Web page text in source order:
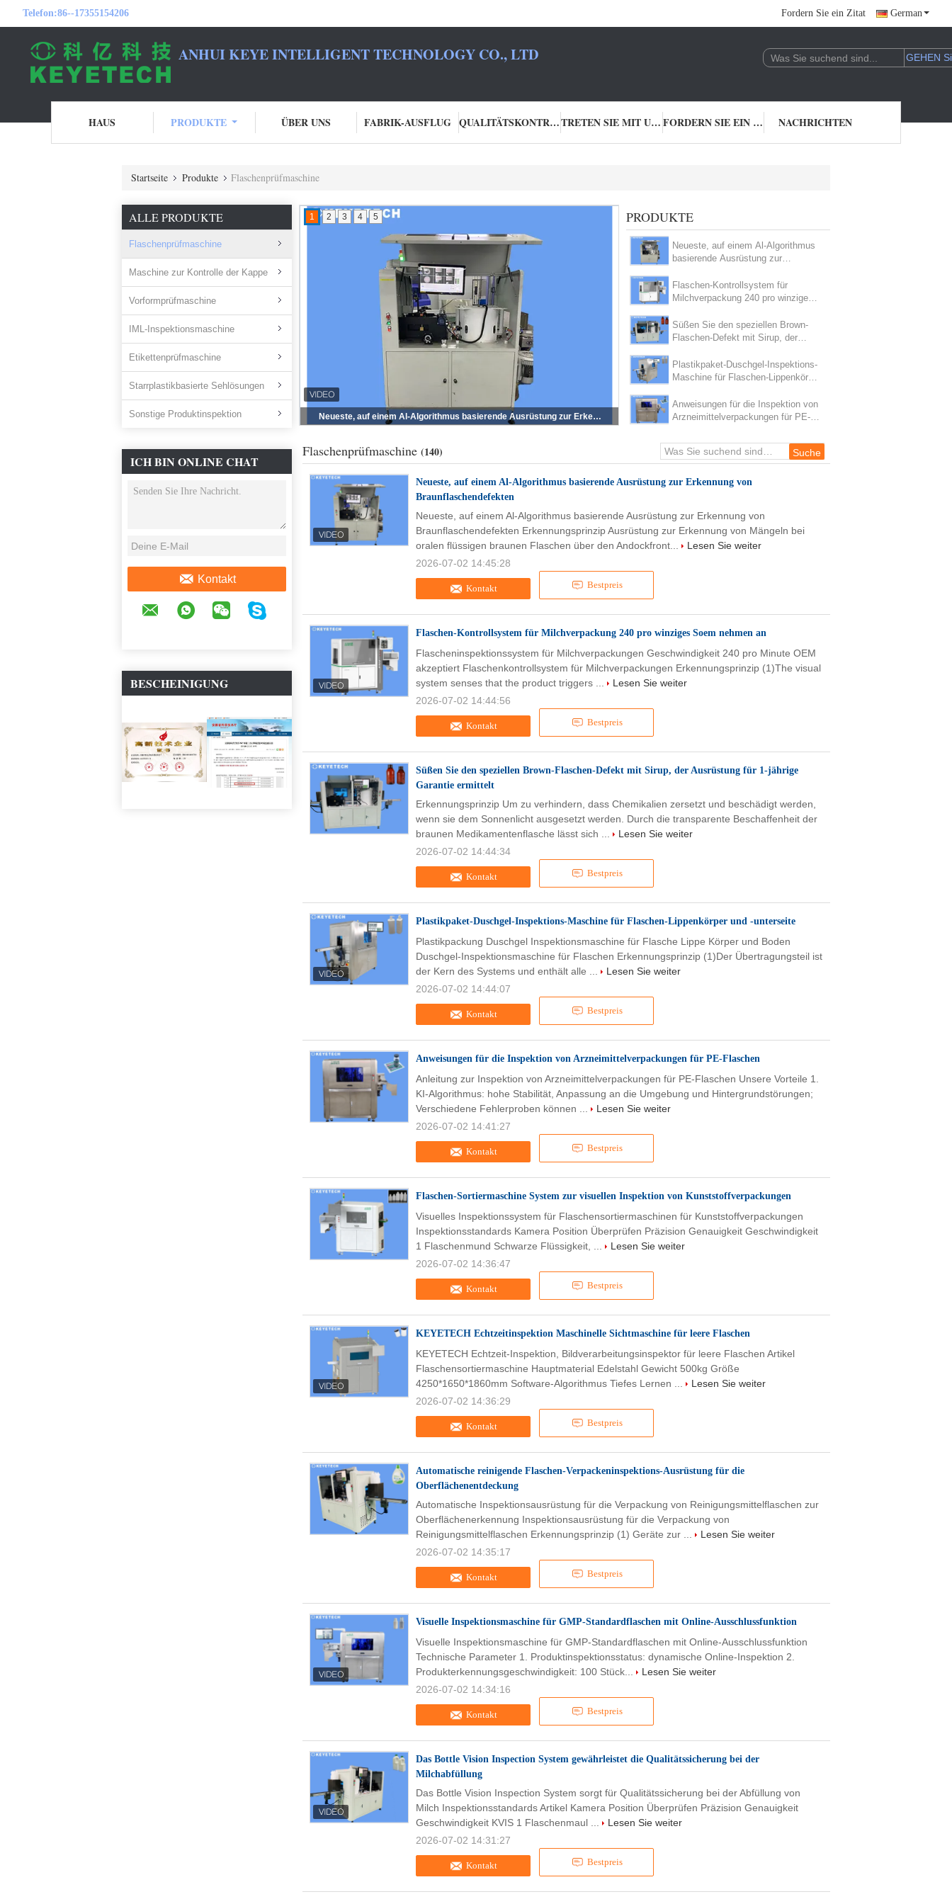
Telefon:86--17355154206 Fordern Sie ein Zitat German
ANHUI KEYE INTELLIGENT TECHNOLOGY CO., LTD
HAUS PRODUKTE ÜBER UNS FABRIK-AUSFLUG QUALITÄTSKONTROLLE TRETEN SIE MIT UNS IN VERBINDUNG FORDERN SIE EIN ZITAT NACHRICHTEN
Startseite Produkte Flaschenprüfmaschine
ALLE PRODUKTE
Flaschenprüfmaschine
Maschine zur Kontrolle der Kappe
Vorformprüfmaschine
IML-Inspektionsmaschine
Etikettenprüfmaschine
Starrplastikbasierte Sehlösungen
Sonstige Produktinspektion
ICH BIN ONLINE CHAT
JETZT
Kontakt
BESCHEINIGUNG
Neueste, auf einem Al-Algorithmus basierende Ausrüstung zur Erkennung von Braunflaschendefekten
1 2 3 4 5 PRODUKTE
Neueste, auf einem Al-Algorithmus
basierende Ausrüstung zur
Braunflaschendefekten
Flaschen-Kontrollsystem für
Milchverpackung 240 pro winziges
Süßen Sie den speziellen Brown-
Flaschen-Defekt mit Sirup, der
ermittelt
Plastikpaket-Duschgel-Inspektions-
Maschine für Flaschen-Lippenkörper
Anweisungen für die Inspektion von
Arzneimittelverpackungen für PE-
Flaschenprüfmaschine (140)
Neueste, auf einem Al-Algorithmus basierende Ausrüstung zur Erkennung von
Braunflaschendefekten
Kontakt Bestpreis
Neueste, auf einem Al-Algorithmus basierende Ausrüstung zur Erkennung von
Braunflaschendefekten Erkennungsprinzip Ausrüstung zur Erkennung von Mängeln bei
oralen flüssigen braunen Flaschen über den Andockfront...
Lesen Sie weiter
2026-07-02 14:45:28
Flaschen-Kontrollsystem für Milchverpackung 240 pro winziges Soem nehmen an
Kontakt Bestpreis
Flascheninspektionssystem für Milchverpackungen Geschwindigkeit 240 pro Minute OEM
akzeptiert Flaschenkontrollsystem für Milchverpackungen Erkennungsprinzip (1)The visual
system senses that the product triggers ...
Lesen Sie weiter
2026-07-02 14:44:56
Süßen Sie den speziellen Brown-Flaschen-Defekt mit Sirup, der Ausrüstung für 1-jährige
Garantie ermittelt
Kontakt Bestpreis
Erkennungsprinzip Um zu verhindern, dass Chemikalien zersetzt und beschädigt werden,
wenn sie dem Sonnenlicht ausgesetzt werden. Durch die transparente Beschaffenheit der
braunen Medikamentenflasche lässt sich ...
Lesen Sie weiter
2026-07-02 14:44:34
Plastikpaket-Duschgel-Inspektions-Maschine für Flaschen-Lippenkörper und -unterseite
Kontakt Bestpreis
Plastikpackung Duschgel Inspektionsmaschine für Flasche Lippe Körper und Boden
Duschgel-Inspektionsmaschine für Flaschen Erkennungsprinzip (1)Der Übertragungsteil ist
der Kern des Systems und enthält alle ...
Lesen Sie weiter
2026-07-02 14:44:07
Anweisungen für die Inspektion von Arzneimittelverpackungen für PE-Flaschen
Kontakt Bestpreis
Anleitung zur Inspektion von Arzneimittelverpackungen für PE-Flaschen Unsere Vorteile 1.
KI-Algorithmus: hohe Stabilität, Anpassung an die Umgebung und Hintergrundstörungen;
Verschiedene Fehlerproben können ...
Lesen Sie weiter
2026-07-02 14:41:27
Flaschen-Sortiermaschine System zur visuellen Inspektion von Kunststoffverpackungen
Kontakt Bestpreis
Visuelles Inspektionssystem für Flaschensortiermaschinen für Kunststoffverpackungen
Inspektionsstandards Kamera Position Überprüfen Präzision Genauigkeit Geschwindigkeit
1 Flaschenmund Schwarze Flüssigkeit, ...
Lesen Sie weiter
2026-07-02 14:36:47
KEYETECH Echtzeitinspektion Maschinelle Sichtmaschine für leere Flaschen
Kontakt Bestpreis
KEYETECH Echtzeit-Inspektion, Bildverarbeitungsinspektor für leere Flaschen Artikel
Flaschensortiermaschine Hauptmaterial Edelstahl Gewicht 500kg Größe
4250*1650*1860mm Software-Algorithmus Tiefes Lernen ...
Lesen Sie weiter
2026-07-02 14:36:29
Automatische reinigende Flaschen-Verpackeninspektions-Ausrüstung für die
Oberflächenentdeckung
Kontakt Bestpreis
Automatische Inspektionsausrüstung für die Verpackung von Reinigungsmittelflaschen zur
Oberflächenerkennung Inspektionsausrüstung für die Verpackung von
Reinigungsmittelflaschen Erkennungsprinzip (1) Geräte zur ...
Lesen Sie weiter
2026-07-02 14:35:17
Visuelle Inspektionsmaschine für GMP-Standardflaschen mit Online-Ausschlussfunktion
Kontakt Bestpreis
Visuelle Inspektionsmaschine für GMP-Standardflaschen mit Online-Ausschlussfunktion
Technische Parameter 1. Produktinspektionsstatus: dynamische Online-Inspektion 2.
Produkterkennungsgeschwindigkeit: 100 Stück...
Lesen Sie weiter
2026-07-02 14:34:16
Das Bottle Vision Inspection System gewährleistet die Qualitätssicherung bei der
Milchabfüllung
Kontakt Bestpreis
Das Bottle Vision Inspection System sorgt für Qualitätssicherung bei der Abfüllung von
Milch Inspektionsstandards Artikel Kamera Position Überprüfen Präzision Genauigkeit
Geschwindigkeit KVIS 1 Flaschenmaul ...
Lesen Sie weiter
2026-07-02 14:31:27